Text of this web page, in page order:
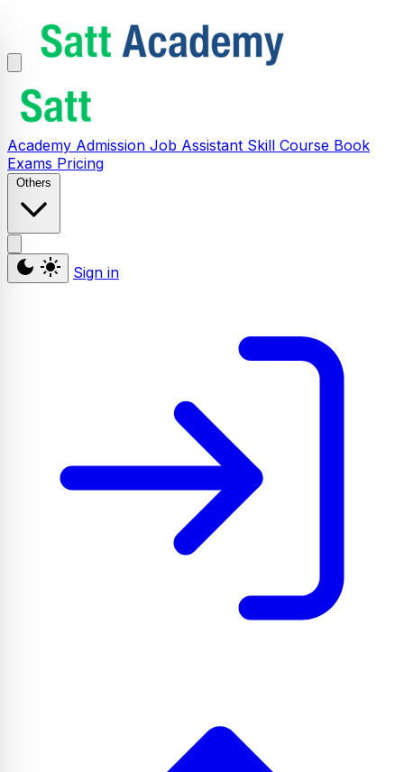
Academy Admission Job Assistant Skill Course Book
Exams Pricing
Others
Sign in